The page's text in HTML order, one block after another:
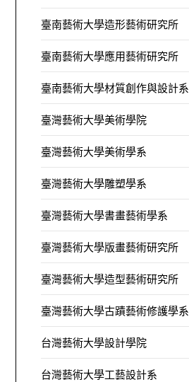
臺南藝術大學造形藝術研究所
臺南藝術大學應用藝術研究所
臺南藝術大學材質創作與設計系
臺灣藝術大學美術學院
臺灣藝術大學美術學系
臺灣藝術大學雕塑學系
臺灣藝術大學書畫藝術學系
臺灣藝術大學版畫藝術研究所
臺灣藝術大學造型藝術研究所
臺灣藝術大學古蹟藝術修護學系
台灣藝術大學設計學院
台灣藝術大學工藝設計系